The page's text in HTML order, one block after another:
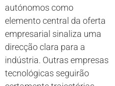
autónomos como
elemento central da oferta
empresarial sinaliza uma
direcção clara para a
indústria. Outras empresas
tecnológicas seguirão